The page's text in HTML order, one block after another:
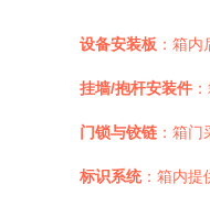
设备安装板 ：箱
挂墙/抱杆安装件
门锁与铰链 ：箱
标识系统：箱内提